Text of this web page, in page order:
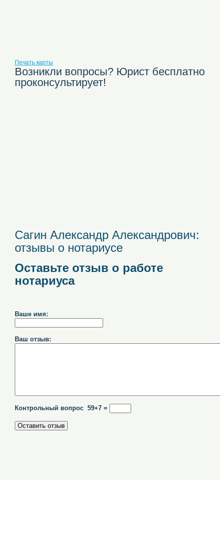
Печать карты
Возникли вопросы? Юрист бесплатно
проконсультирует!
Сагин Александр Александрович:
отзывы о нотариусе
Оставьте отзыв о работе
нотариуса
Ваше имя:
Ваш отзыв:
Контрольный вопрос 59+7 =